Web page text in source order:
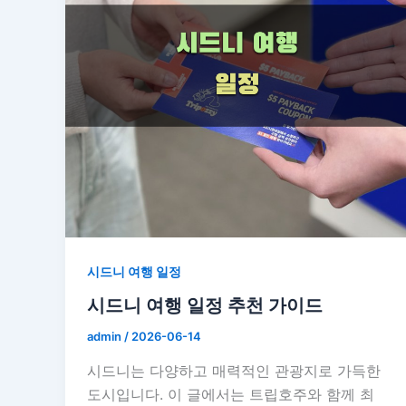
시드니 여행 일정
시드니 여행 일정 추천 가이드
admin /2026-06-14
시드니는 다양하고 매력적인 관광지로 가득한
도시입니다. 이 글에서는 트립호주와 함께 최